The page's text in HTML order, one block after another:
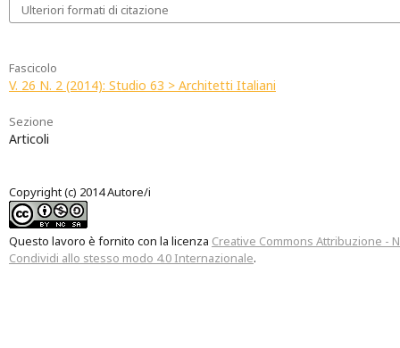
Ulteriori formati di citazione
Fascicolo
V. 26 N. 2 (2014): Studio 63 > Architetti Italiani
Sezione
Articoli
Copyright (c) 2014 Autore/i
Questo lavoro è fornito con la licenza Creative Commons Attribuzione -
Condividi allo stesso modo 4.0 Internazionale.